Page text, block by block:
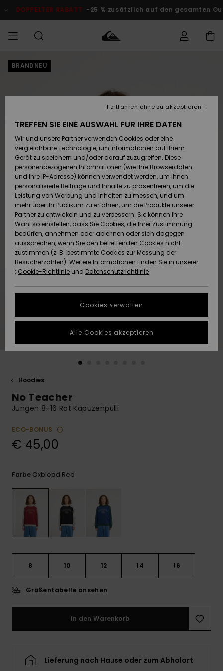
Produktinformation
RABATT -25 % zusätzlich auf den gesamten Outlet-
MÄNNER
Accessoires
Schuhe&
Flip-Flops
Surf
Snow
Brandneu
Highlights
JUNGEN
Accessoires
Schuhe&
Flip-Flops
Surf
Snow
Brandneu
Highlights
FRAUEN
Brandneu
Highlights
Snow
SURF
Kinder
Highlights
Community
SNOW
Kinder
Snow Shop
Damen
Highlights
Community
DOPPELTER
RABATT
KINDER
Outlet
Frauen
HILFE & KONTAKT
Versand
Retouren
Bezahlung
Geschenkkarte
Quiksilver
Freedom
Datenschutz
Starten Sie eine
Unterhaltung,
schnellste
Antwort auf Ihre
Frage zu
Finden Sie
Antworten auf
NACHHALTIGKEIT
WUNSCHLISTE
BRANDNEU
Hoodies
No Teacher
Jungen 8-16 Rot Kapuzenpulli
ECO-BONUS
€ 45,00
Farbe Oxblood Red
8 10 12 14 16
Größentabelle ansehen
In den Warenkorb
Lieferung nach Hause oder zum Abholort
TREFFEN SIE EINE AUSWAHL FÜR IHRE DATEN
Wir und unsere Partner verwenden Cookies oder eine
vergleichbare Technologie, um Informationen auf Ihrem
Gerät zu speichern und/oder darauf zuzugreifen. Diese
personenbezogenen Informationen (wie Ihre Browserdaten
und Ihre IP-Adresse) können verwendet werden, um Ihnen
personalisierte Beiträge und Inhalte zu präsentieren, um die
Leistung von Werbung und Inhalten zu messen, und um
mehr über ihr Publikum zu erfahren, um die Produkte unserer
Partner zu entwickeln und zu verbessern. Sie können Ihre
Wahl so einstellen, dass Sie Cookies, die Ihrer Zustimmung
bedürfen, annehmen oder ablehnen oder sich dagegen
aussprechen, wenn Sie den betreffenden Cookies nicht
zustimmen (z. B. bestimmte Cookies zur Messung der
Besucherzahlen). Weitere Informationen finden Sie in unserer
: Cookie-Richtlinie und Datenschutzrichtlinie
Cookies verwalten
Fortfahren ohne zu akzeptieren
Alle Cookies akzeptieren